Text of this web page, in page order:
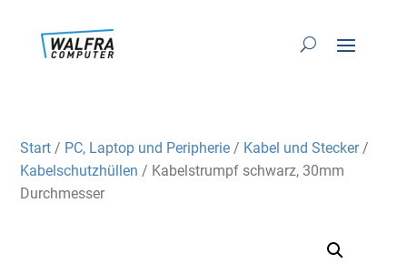
Start / PC, Laptop und Peripherie / Kabel und Stecker/
Kabelschutzhüllen / Kabelstrumpf schwarz, 30mm
Durchmesser